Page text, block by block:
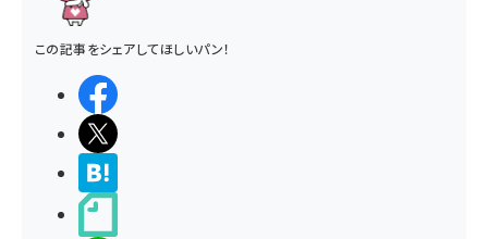
この記事をシェアしてほしいパン！